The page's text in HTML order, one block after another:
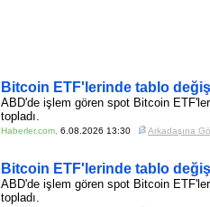
Bitcoin ETF'lerinde tablo
ABD'de işlem gören spot Bitcoin
topladı.
Haberler.com 6.08.2026 13:30 Arkadaşına
Bitcoin ETF'lerinde tablo
ABD'de işlem gören spot Bitcoin
topladı.